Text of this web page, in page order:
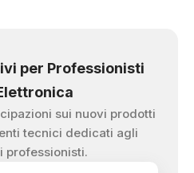
per Professionisti
sui nuovi prodotti
tecnici dedicati agli
professionisti.